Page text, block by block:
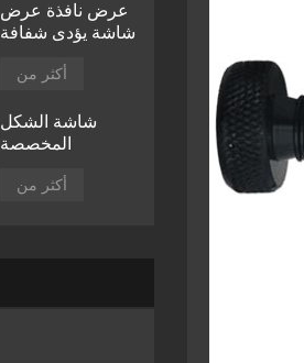
عرض نافذة عرض
شاشة يؤدى شفافة
أكثر من
شاشة الشكل
المخصصة
أكثر من